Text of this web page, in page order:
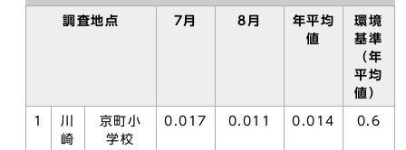
調査地点 7月 8月
年平均
値
環境
基準
（年
平均
値）
1
川
崎
京町小
学校
0.017 0.011 0.014 0.6